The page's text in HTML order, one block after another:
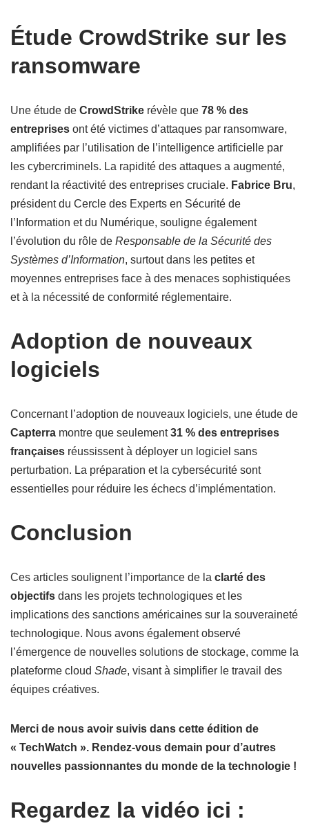
Étude CrowdStrike sur les
ransomware
Une étude de CrowdStrike révèle que 78 % des
entreprises ont été victimes d’attaques par ransomware,
amplifiées par l’utilisation de l’intelligence artificielle par
les cybercriminels. La rapidité des attaques a augmenté,
rendant la réactivité des entreprises cruciale. Fabrice Bru,
président du Cercle des Experts en Sécurité de
l’Information et du Numérique, souligne également
l’évolution du rôle de Responsable de la Sécurité des
Systèmes d’Information, surtout dans les petites et
moyennes entreprises face à des menaces sophistiquées
et à la nécessité de conformité réglementaire.
Adoption de nouveaux
logiciels
Concernant l’adoption de nouveaux logiciels, une étude de
Capterra montre que seulement31 % des entreprises
françaises réussissent à déployer un logiciel sans
perturbation. La préparation et la cybersécurité sont
essentielles pour réduire les échecs d’implémentation.
Conclusion
Ces articles soulignent l’importance de la clarté des
objectifs dans les projets technologiques et les
implications des sanctions américaines sur la souveraineté
technologique. Nous avons également observé
l’émergence de nouvelles solutions de stockage, comme la
plateforme cloud Shade, visant à simplifier le travail des
équipes créatives.
Merci de nous avoir suivis dans cette édition de
« TechWatch ». Rendez-vous demain pour d’autres
nouvelles passionnantes du monde de la technologie !
Regardez la vidéo ici :